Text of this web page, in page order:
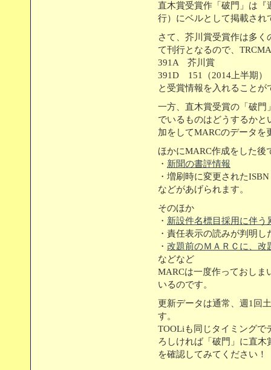
直木賞受賞作「破門」は『
行）にベルとして掲載され
さて、芥川賞受賞作は多
て刊行となるので、
391A 芥川賞
391D 151（2014上半期）
と受賞情報を入れることが
一方、直木賞受賞の「破門
でいるものはどうするか
加をしてMARCのデータを
ほかにMARC作成をした後
・ 新聞の書評情報
・増刷時に変更されたISBN
などがあげられます。
そのほか
・ 新設件名標目採用に伴う
・責任表示の読みが判明し
・ 改題前のＭＡＲＣに、改
などなど
MARCは一度作っておしま
いるのです。
更新データは通常、週1回
す。
TOOLiも同じタイミングで
ろしければ「破門」に直
を確認してみてください！